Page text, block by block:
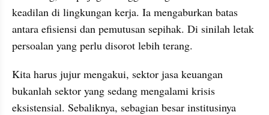
keadilan di lingkungan kerja. Ia mengaburkan batas
antara efisiensi dan pemutusan sepihak. Di sinilah letak
persoalan yang perlu disorot lebih terang.
Kita harus jujur mengakui, sektor jasa keuangan
bukanlah sektor yang sedang mengalami krisis
eksistensial. Sebaliknya, sebagian besar institusinya